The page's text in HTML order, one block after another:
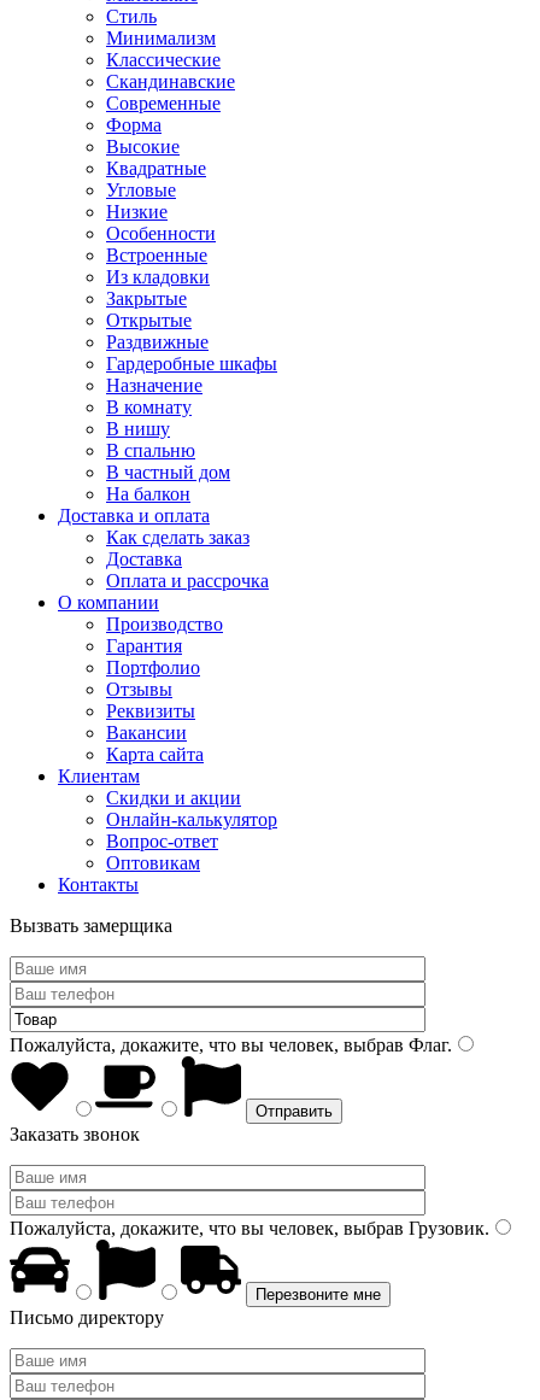
Стиль
Минимализм
Классические
Скандинавские
Современные
Форма
Высокие
Квадратные
Угловые
Низкие
Особенности
Встроенные
Из кладовки
Закрытые
Открытые
Раздвижные
Гардеробные шкафы
Назначение
В комнату
В нишу
В спальню
В частный дом
На балкон
Доставка и оплата
Как сделать заказ
Доставка
Оплата и рассрочка
О компании
Производство
Гарантия
Портфолио
Отзывы
Реквизиты
Вакансии
Карта сайта
Клиентам
Скидки и акции
Онлайн-калькулятор
Вопрос-ответ
Оптовикам
Контакты
Вызвать замерщика
Пожалуйста, докажите, что вы человек, выбрав Флаг.
Заказать звонок
Пожалуйста, докажите, что вы человек, выбрав Грузовик.
Письмо директору